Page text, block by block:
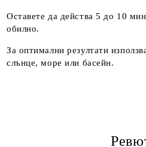
Оставете да действа 5 до 10
обилно.
За оптимални резултати
слънце, море или басейн.